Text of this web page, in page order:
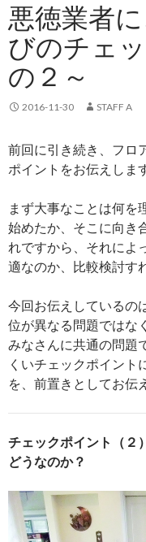
悪徳業者
びのチェ
の２～
2016-11-30 STAFF A
前回に引き続き、フロ
ポイントをお伝えしま
まず大事なことは何を
始めたか、そこに向き
れですから、それによ
適なのか、比較検討す
今回お伝えしているの
位が異なる問題ではな
みなさんに共通の問題
くいチェックポイント
を、前置きとしてお伝
チェックポイント（２
どうなのか？